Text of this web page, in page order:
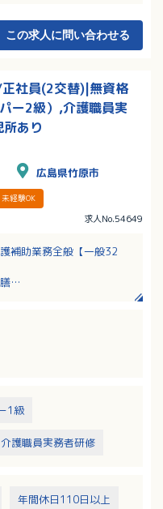
この求人に問い合わせる
社員(2交替)|無資格
ー2級）,介護職員実
あり
広島県竹原市
未経験OK
求人No.54649
補助業務全般【一般32
1級
介護職員実務者研修
年間休日110日以上